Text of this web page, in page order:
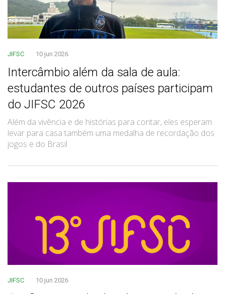
JIFSC 10 jun 2026
Intercâmbio além da sala de aula:
estudantes de outros países participam
do JIFSC 2026
Além da vivência e de histórias para contar, eles esperam
levar para casa também uma medalha de recordação dos
jogos e do Brasil
JIFSC 10 jun 2026